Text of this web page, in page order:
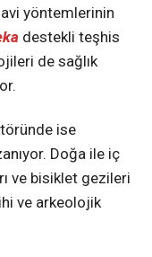
yöntemlerinin
destekli teşhis
de sağlık
ise
Doğa ile iç
ve bisiklet gezileri
ve arkeolojik